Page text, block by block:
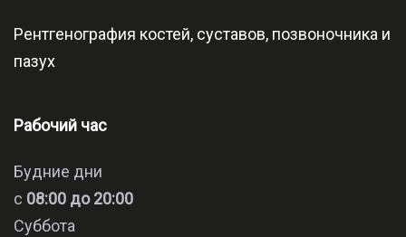
Рентгенография костей, суставов, позвоночника и
пазух
Рабочий час
Будние дни
с 08:00 до 20:00
Суббота